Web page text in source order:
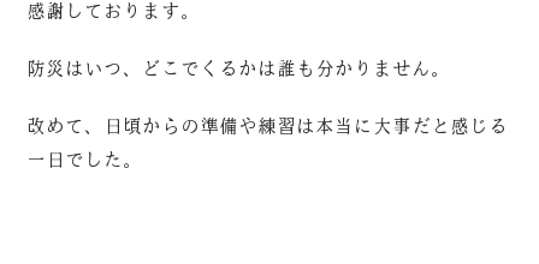
感謝しております。
防災はいつ、どこでくるかは誰も分かりません。
改めて、日頃からの準備や練習は本当に大事だと感じる
一日でした。